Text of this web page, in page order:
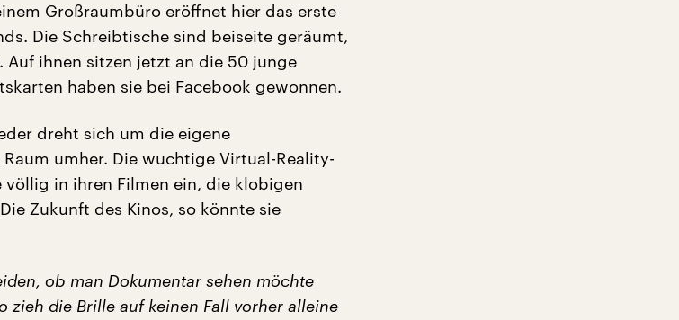
Großraumbüro eröffnet hier das erste
Die Schreibtische sind beiseite geräumt,
ihnen sitzen jetzt an die 50 junge
haben sie bei Facebook gewonnen.
dreht sich um die eigene
umher. Die wuchtige Virtual-Reality-
völlig in ihren Filmen ein, die klobigen
Zukunft des Kinos, so könnte sie
ob man Dokumentar sehen möchte
zieh die Brille auf keinen Fall vorher alleine